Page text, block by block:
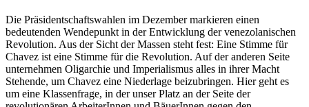
Die Präsidentschaftswahlen im Dezember markieren einen
bedeutenden Wendepunkt in der Entwicklung der venezolanischen
Revolution. Aus der Sicht der Massen steht fest: Eine Stimme für
Chavez ist eine Stimme für die Revolution. Auf der anderen Seite
unternehmen Oligarchie und Imperialismus alles in ihrer Macht
Stehende, um Chavez eine Niederlage beizubringen. Hier geht es
um eine Klassenfrage, in der unser Platz an der Seite der